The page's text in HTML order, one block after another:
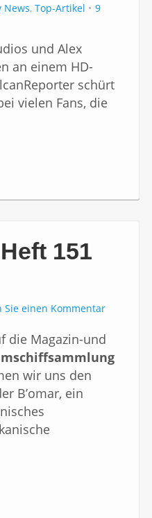
News, Top-Artikel
9
und Alex
an einem HD-
schürt
vielen Fans, die
151
Sie einen Kommentar
die Magazin-und
wir uns den
B’omar, ein